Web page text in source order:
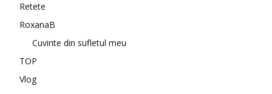
Retete
RoxanaB
Cuvinte din sufletul meu
TOP
Vlog